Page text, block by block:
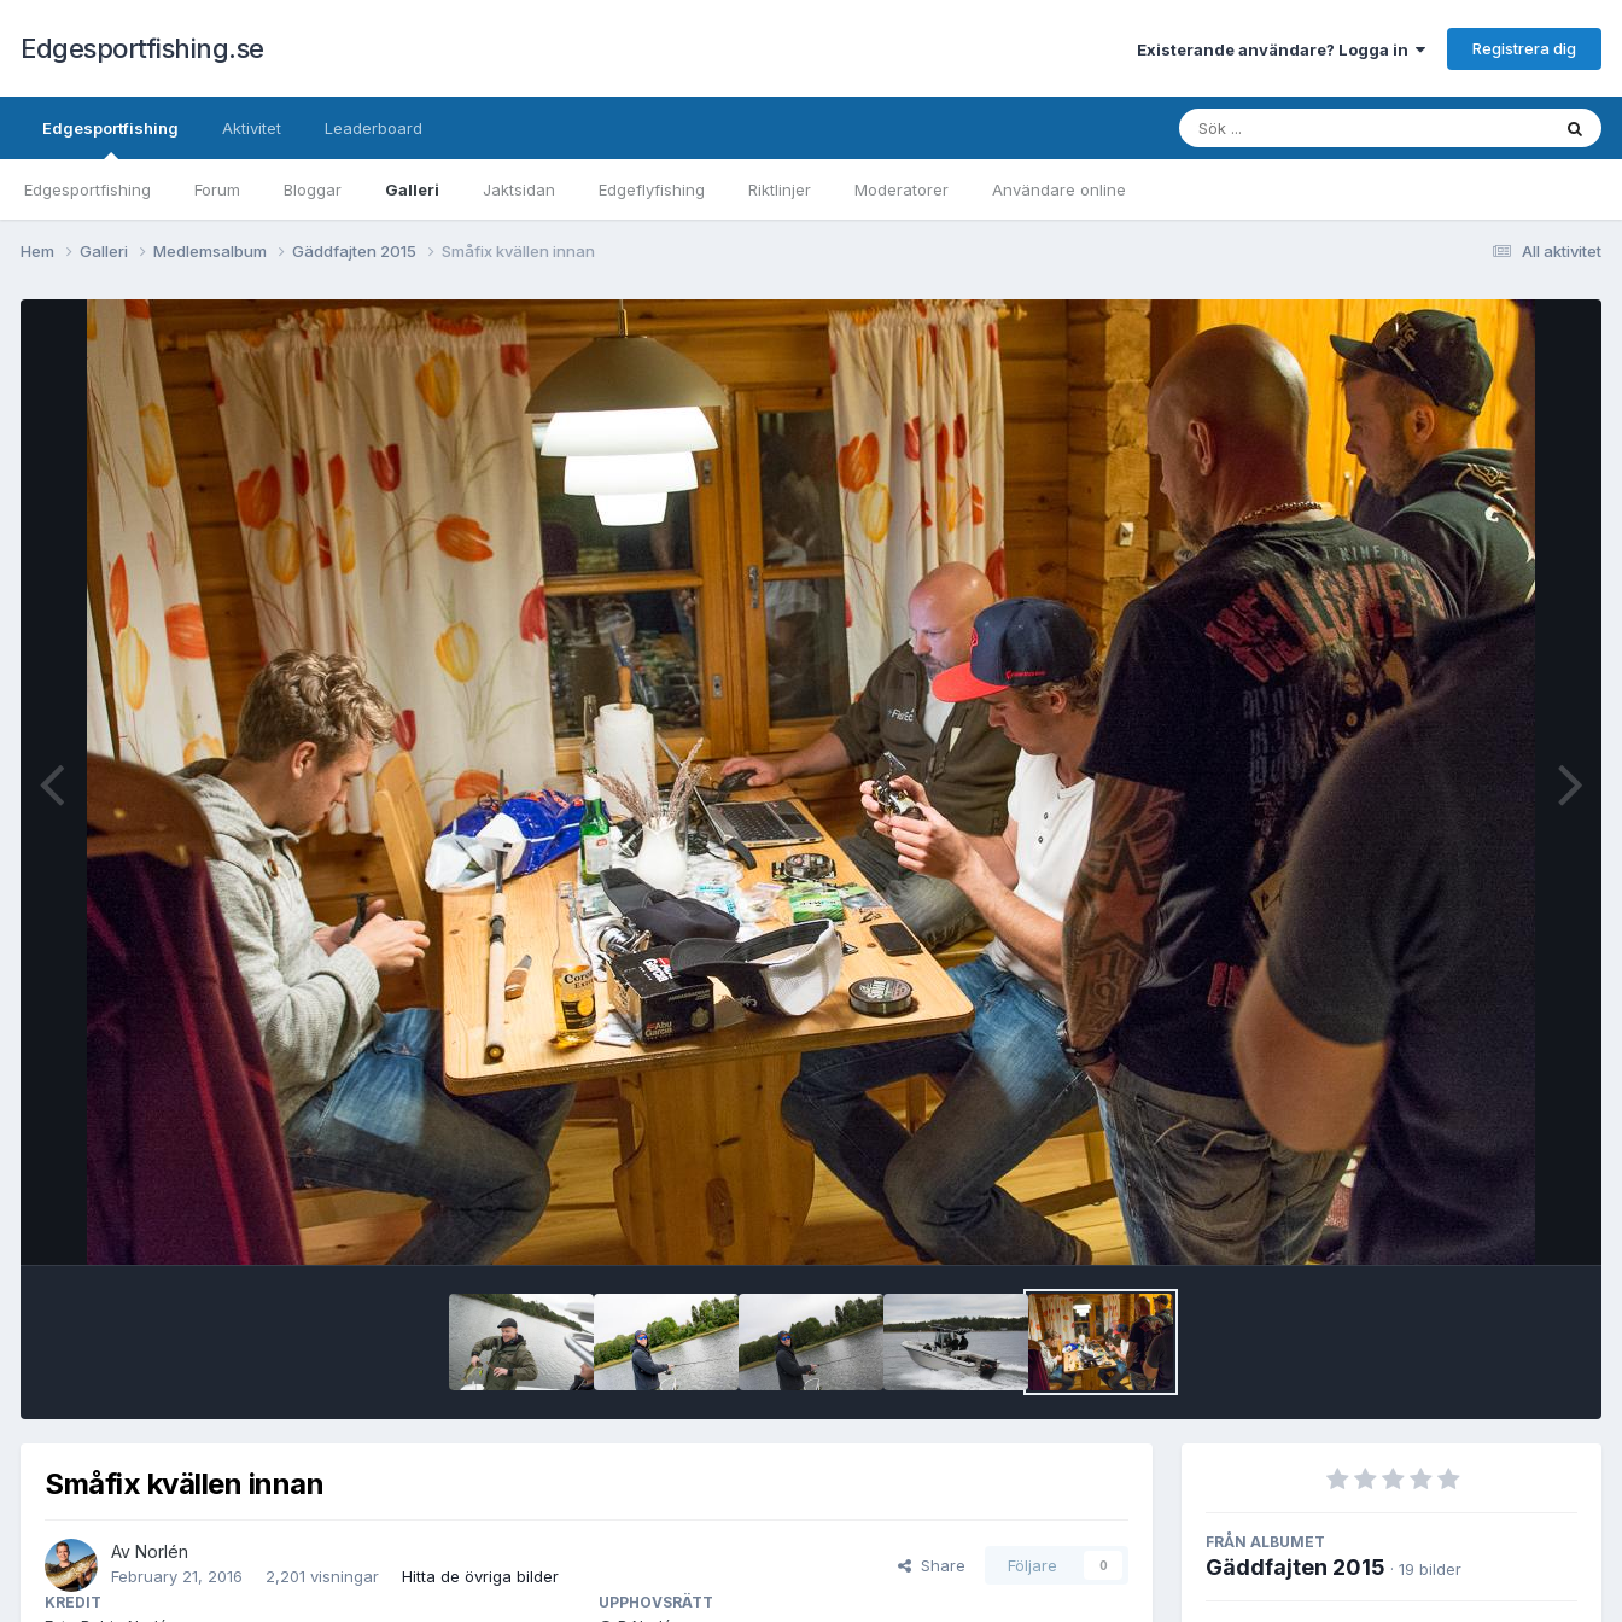
Edgesportfishing.se Existerande användare? Logga in Registrera dig
Edgesportfishing
Edgesportfishing Forum Bloggar Galleri Jaktsidan Edgeflyfishing Riktlinjer Moderatorer Användare online
Aktivitet Leaderboard
All aktivitet
Hem Galleri Medlemsalbum Gäddfajten 2015 Småfix kvällen innan
Image Tools
Småfix kvällen innan
Av Norlén
February 21, 2016 2,201 visningar Hitta de övriga bilder
Share Följare 0
KREDIT UPPHOVSRÄTT
FRÅN ALBUMET
Gäddfajten 2015 · 19 bilder